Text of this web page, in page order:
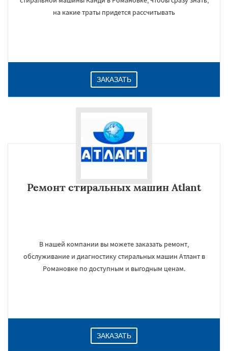
на какие траты придется рассчитывать
ЗАКАЗАТЬ
Ремонт стиральных машин Atlant
В нашей компании вы можете заказать ремонт,
обслуживание и диагностику стиральных машин Атлант в
Романовке по доступным и выгодным ценам.
ЗАКАЗАТЬ